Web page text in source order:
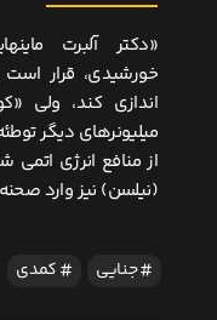
«دکتر آلبرت
خورشیدی، قرار است
اندازی کند، ولی
میلیونرهای دیگر
از منافع انرژی
(نیلسن) نیز وارد
جنایی کمدی